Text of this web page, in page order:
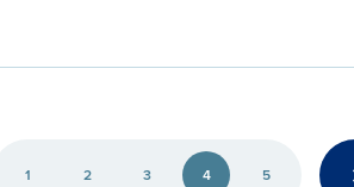
1 2 3 4 5